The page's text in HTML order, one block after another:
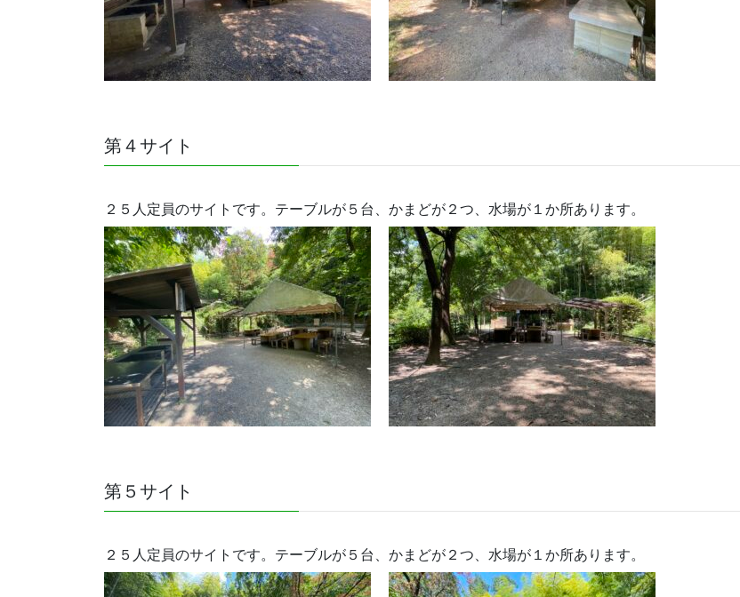
第４サイト
２５人定員のサイトです。テーブルが５台、かまどが２つ、水場が１か所あります。
第５サイト
２５人定員のサイトです。テーブルが５台、かまどが２つ、水場が１か所あります。